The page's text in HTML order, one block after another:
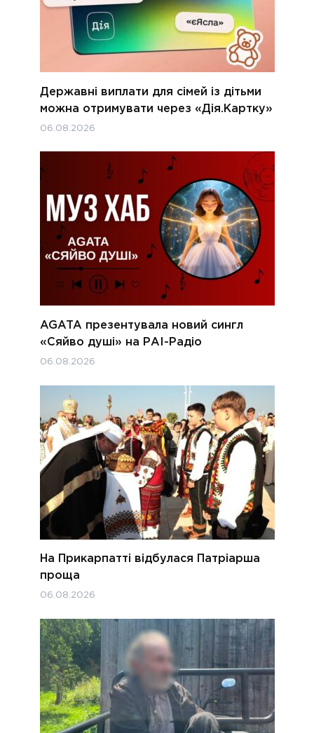
Державні виплати для сімей із дітьми
можна отримувати через «Дія.Картку»
06.08.2026
AGATA презентувала новий сингл
«Сяйво душі» на РАІ-Радіо
06.08.2026
На Прикарпатті відбулася Патріарша
проща
06.08.2026